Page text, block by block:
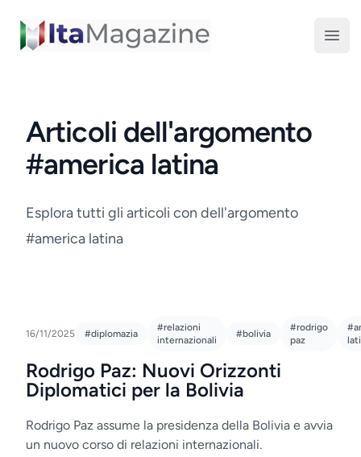
ItaMagazine
Articoli dell'argomento
#america latina
Esplora tutti gli articoli con dell'argomento
#america latina
16/11/2025 #diplomazia
#relazioni
internazionali
#bolivia
#rodrigo
paz
Rodrigo Paz: Nuovi Orizzonti
Diplomatici per la Bolivia
Rodrigo Paz assume la presidenza della Bolivia e avvia
un nuovo corso di relazioni internazionali.